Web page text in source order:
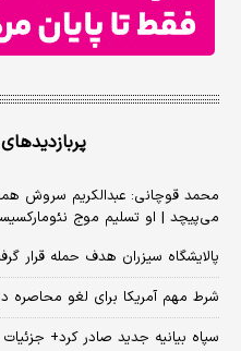
محمد قوچانی: عبدالکریم سروش
می‌پیچد | او تسلیم موج
پالایشگاه سیزران هدف حمله قرار
شرط مهم آمریکا برای لغو محاصره
سپاه بیانیه جدید صادر کرد+ جزئیات